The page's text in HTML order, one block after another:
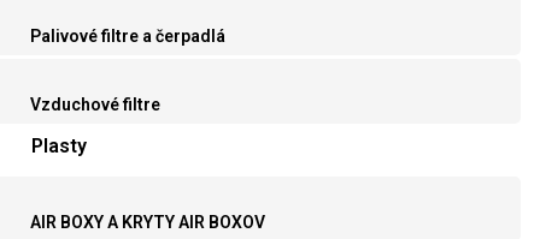
Palivové filtre a čerpadlá
Vzduchové filtre
Plasty
AIR BOXY A KRYTY AIR BOXOV